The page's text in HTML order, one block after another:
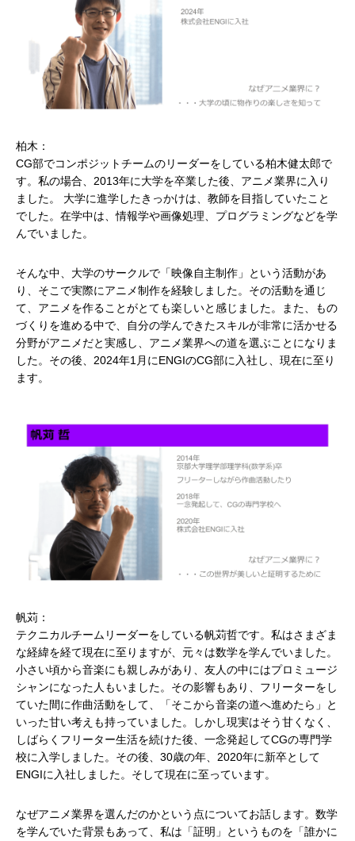
柏木：
CG部でコンポジットチームのリーダーをしている柏木健太郎で
す。私の場合、2013年に大学を卒業した後、アニメ業界に入り
ました。 大学に進学したきっかけは、教師を目指していたこと
でした。在学中は、情報学や画像処理、プログラミングなどを学
んでいました。
そんな中、大学のサークルで「映像自主制作」という活動があ
り、そこで実際にアニメ制作を経験しました。その活動を通じ
て、アニメを作ることがとても楽しいと感じました。また、もの
づくりを進める中で、自分の学んできたスキルが非常に活かせる
分野がアニメだと実感し、アニメ業界への道を選ぶことになりま
した。その後、2024年1月にENGIのCG部に入社し、現在に至り
ます。
帆苅：
テクニカルチームリーダーをしている帆苅哲です。私はさまざま
な経緯を経て現在に至りますが、元々は数学を学んでいました。
小さい頃から音楽にも親しみがあり、友人の中にはプロミュージ
シャンになった人もいました。その影響もあり、フリーターをし
ていた間に作曲活動をして、「そこから音楽の道へ進めたら」と
いった甘い考えも持っていました。しかし現実はそう甘くなく、
しばらくフリーター生活を続けた後、一念発起してCGの専門学
校に入学しました。その後、30歳の年、2020年に新卒として
ENGIに入社しました。そして現在に至っています。
なぜアニメ業界を選んだのかという点についてお話します。数学
を学んでいた背景もあって、私は「証明」というものを「誰かに